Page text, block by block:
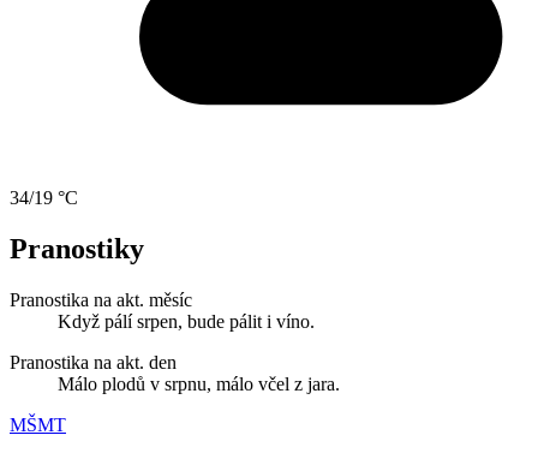
34/19 °C
Pranostiky
Pranostika na akt. měsíc
Když pálí srpen, bude pálit i víno.
Pranostika na akt. den
Málo plodů v srpnu, málo včel z jara.
MŠMT